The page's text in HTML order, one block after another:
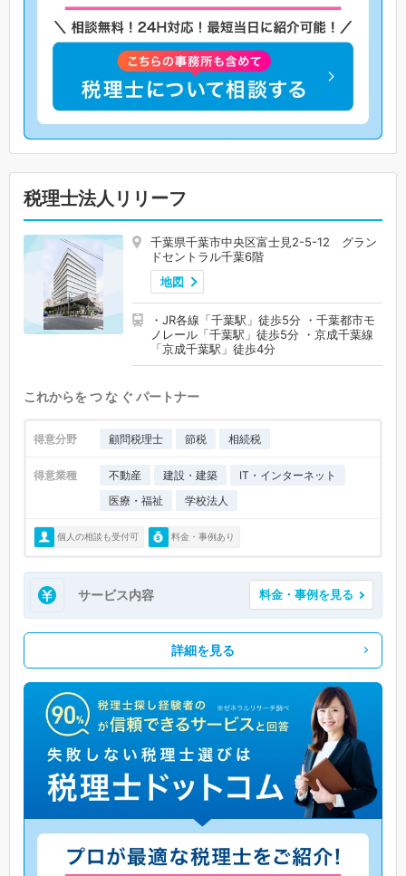
税理士法人リリーフ
千葉県千葉市中央区富士見2-5-12 グラン
ドセントラル千葉6階
地図
・JR各線「千葉駅」徒歩5分 ・千葉都市モ
ノレール「千葉駅」徒歩5分 ・京成千葉線
「京成千葉駅」徒歩4分
これからを つ な ぐ パートナー
得意分野 顧問税理士 節税 相続税
得意業種 不動産 建設・建築
IT・インターネット
医療・福祉
学校法人
個人の相談も受付可 料金・事例あり
サービス内容 料金・事例を見る
詳細を見る